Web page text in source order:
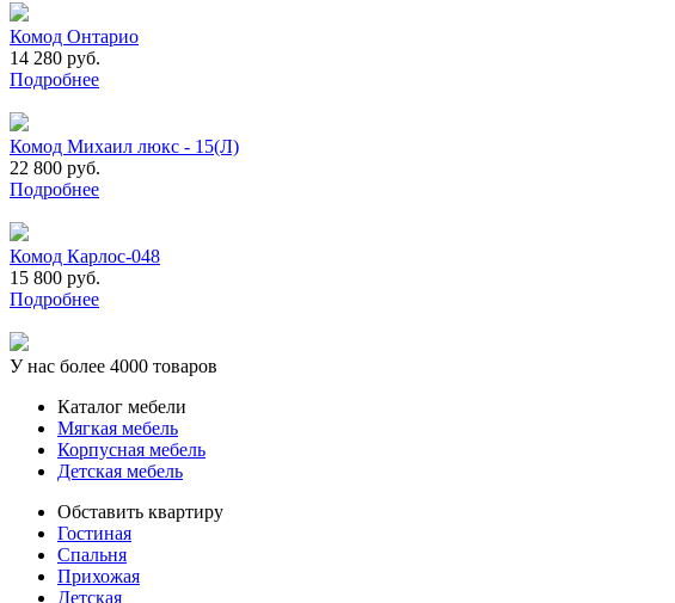
Комод Онтарио
14 280 руб.
Подробнее
Комод Михаил люкс - 15(Л)
22 800 руб.
Подробнее
Комод Карлос-048
15 800 руб.
Подробнее
У нас более 4000 товаров
Каталог мебели
Мягкая мебель
Корпусная мебель
Детская мебель
Обставить квартиру
Гостиная
Спальня
Прихожая
Детская